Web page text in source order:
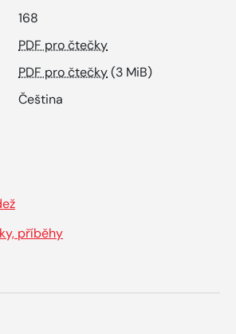
168
PDF pro čtečky
PDF pro čtečky(3 MiB)
Čeština
příběhy